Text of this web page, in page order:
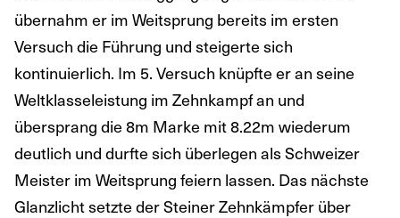
übernahm er im Weitsprung bereits im ersten
Versuch die Führung und steigerte sich
kontinuierlich. Im 5. Versuch knüpfte er an seine
Weltklasseleistung im Zehnkampf an und
übersprang die 8m Marke mit 8.22m wiederum
deutlich und durfte sich überlegen als Schweizer
Meister im Weitsprung feiern lassen. Das nächste
Glanzlicht setzte der Steiner Zehnkämpfer über